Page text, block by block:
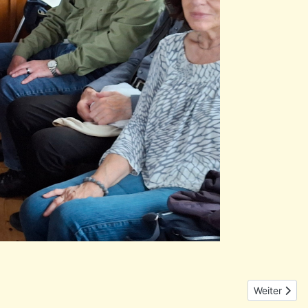
Nächster
Weiter